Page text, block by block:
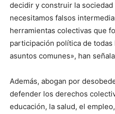
decidir y construir la
necesitamos falsos
herramientas colectivas que
participación política de todas
asuntos comunes», han
Además, abogan por
defender los derechos
educación, la salud, el